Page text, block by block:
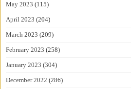
May 2023 (115)
April 2023 (204)
March 2023 (209)
February 2023 (258)
January 2023 (304)
December 2022 (286)